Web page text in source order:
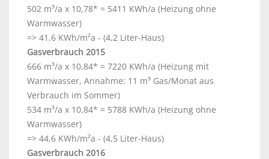
502 m³/a x 10,78* = 5411 KWh/a (Heizung ohne
Warmwasser)
=> 41,6 KWh/m²a - (4,2 Liter-Haus)
Gasverbrauch 2015
666 m³/a x 10,84* = 7220 KWh/a (Heizung mit
Warmwasser, Annahme: 11 m³ Gas/Monat aus
Verbrauch im Sommer)
534 m³/a x 10,84* = 5788 KWh/a (Heizung ohne
Warmwasser)
=> 44,6 KWh/m²a - (4,5 Liter-Haus)
Gasverbrauch 2016